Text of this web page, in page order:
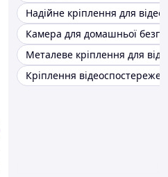
Надійне кріплення для
Камера для домашньої
Металеве кріплення для
Кріплення